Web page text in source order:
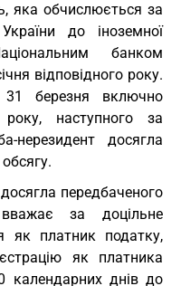
яка обчислюється за
до іноземної
банком
відповідного року.
березня включно
року, наступного за
досягла
передбаченого
за доцільне
як платник податку,
як платника
календарних днів до